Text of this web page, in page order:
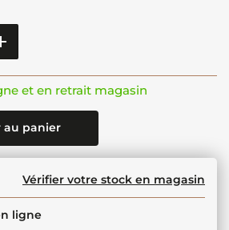
et en retrait magasin
au panier
Vérifier votre stock en magasin
ligne